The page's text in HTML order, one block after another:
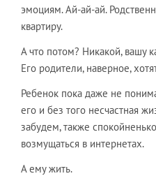
эмоциям. Ай-ай-ай.
квартиру.
А что потом? Никакой, вашу
Его родители, наверное,
Ребенок пока даже не
его и без того несчастная
забудем, также
возмущаться в интернетах.
А ему жить.